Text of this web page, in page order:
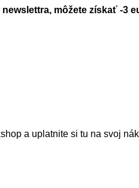
môžete získať -3
a uplatnite si tu na svoj